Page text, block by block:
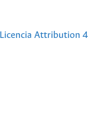
Licencia Attribution